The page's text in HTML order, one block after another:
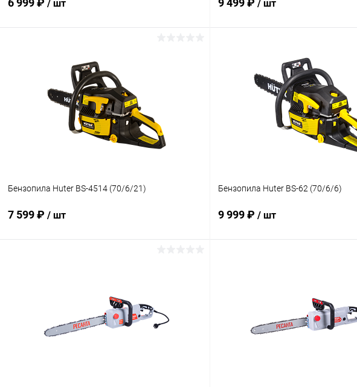
6 999 ₽ / шт
Купить в 1 клик
В избранное В наличии
9 499 ₽ / шт
Купить в 1 клик
В
Бензопила Huter BS-4514 (70/6/21)
7 599 ₽ / шт
В наличии
Бензопила Huter BS-62 (70/6/6)
9 999 ₽ / шт
В